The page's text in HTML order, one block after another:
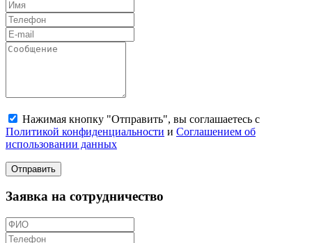
Нажимая кнопку "Отправить", вы соглашаетесь с
Политикой конфиденциальности и Соглашением об
использовании данных
Отправить
Заявка на сотрудничество